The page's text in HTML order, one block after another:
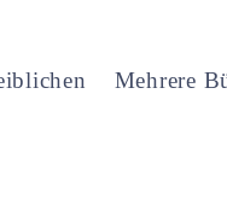
Mehrere